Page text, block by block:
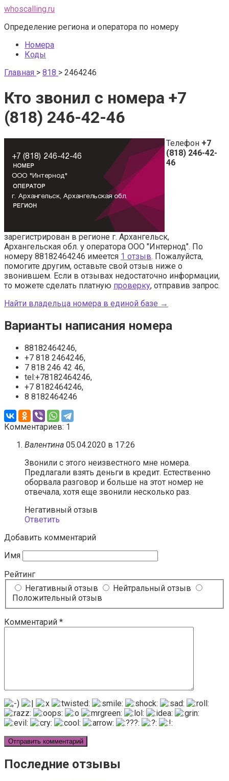
Перейти
контенту
whoscalling.ru
Определение региона и оператора по номеру
Номера
Коды
Главная > 818 > 2464246
Кто звонил с номера +7
(818) 246-42-46
Телефон +7
(818) 246-42-
46
зарегистрирован в регионе г. Архангельск,
Архангельская обл. у оператора ООО "Интернод". По
номеру 88182464246 имеется 1 отзыв. Пожалуйста,
помогите другим, оставьте свой отзыв ниже о
звонившем. Если в отзывах недостаточно информации,
то можете сделать платную проверку, отправив запрос.
Найти владельца номера в единой базе →
Варианты написания номера
88182464246,
+7 818 2464246,
7 818 246 42 46,
tel:+78182464246,
+7 8182464246,
8 8182464246
Комментариев: 1
Валентина 05.04.2020 в 17:26
Звонили с этого неизвестного мне номера.
Предлагали взять деньги в кредит. Естественно
оборвала разговор и больше на этот номер не
отвечала, хотя еще звонили несколько раз.
Негативный отзыв
Ответить
Добавить комментарий
Имя
Рейтинг
Негативный отзыв
Нейтральный отзыв
Положительный отзыв
Комментарий *
Последние отзывы